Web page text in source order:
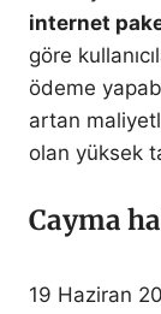
internet
göre
ödeme
artan
olan yüksek
Cayma
19 Haziran